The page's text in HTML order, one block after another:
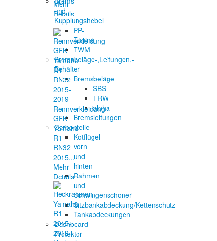
und
Kupplungshebel
PP-
Tuning
TWM
Bremsbeläge-,Leitungen,-
Behälter
Bremsbeläge
SBS
TRW
alpha
Bremsleitungen
Carbonteile
Kotflügel
vorn
und
hinten
Rahmen-
und
Schwingenschoner
Sitzbankabdeckung/Kettenschutz
Tankabdeckungen
Dashboard
Protektor
Mehr
Details
Rennverkleidung
GFK
Yamaha
R1
RN32
2015...
Mehr
Details